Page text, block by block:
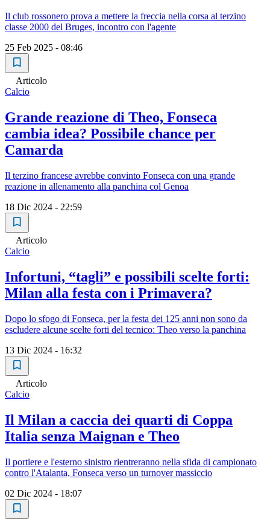
Il club rossonero prova a mettere la freccia nella corsa al terzino
classe 2000 del Bruges, incontro con l'agente
25 Feb 2025 - 08:46
Articolo
Calcio
Grande reazione di Theo, Fonseca
cambia idea? Possibile chance per
Camarda
Il terzino francese avrebbe convinto Fonseca con una grande
reazione in allenamento alla panchina col Genoa
18 Dic 2024 - 22:59
Articolo
Calcio
Infortuni, “tagli” e possibili scelte forti:
Milan alla festa con i Primavera?
Dopo lo sfogo di Fonseca, per la festa dei 125 anni non sono da
escludere alcune scelte forti del tecnico: Theo verso la panchina
13 Dic 2024 - 16:32
Articolo
Calcio
Il Milan a caccia dei quarti di Coppa
Italia senza Maignan e Theo
Il portiere e l'esterno sinistro rientreranno nella sfida di campionato
contro l'Atalanta, Fonseca verso un turnover massiccio
02 Dic 2024 - 18:07